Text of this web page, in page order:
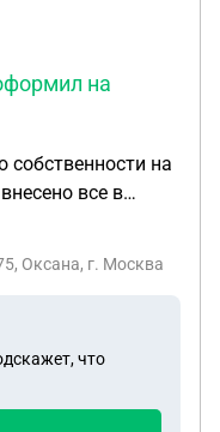
на
собственности на
все в
сканы
половину
на других
сканы
у меня, то он
Оксана, г. Москва
что